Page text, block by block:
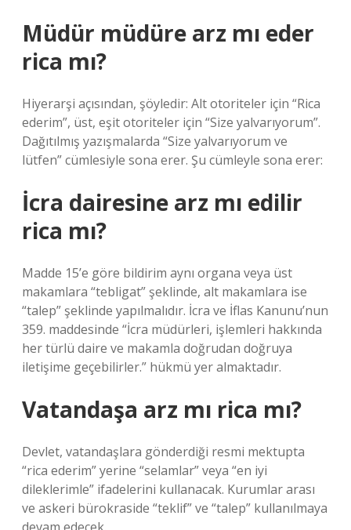
Müdür müdüre arz mı eder
rica mı?
Hiyerarşi açısından, şöyledir: Alt otoriteler için “Rica
ederim”, üst, eşit otoriteler için “Size yalvarıyorum”.
Dağıtılmış yazışmalarda “Size yalvarıyorum ve
lütfen” cümlesiyle sona erer. Şu cümleyle sona erer:
İcra dairesine arz mı edilir
rica mı?
Madde 15’e göre bildirim aynı organa veya üst
makamlara “tebligat” şeklinde, alt makamlara ise
“talep” şeklinde yapılmalıdır. İcra ve İflas Kanunu’nun
359. maddesinde “İcra müdürleri, işlemleri hakkında
her türlü daire ve makamla doğrudan doğruya
iletişime geçebilirler.” hükmü yer almaktadır.
Vatandaşa arz mı rica mı?
Devlet, vatandaşlara gönderdiği resmi mektupta
“rica ederim” yerine “selamlar” veya “en iyi
dileklerimle” ifadelerini kullanacak. Kurumlar arası
ve askeri bürokraside “teklif” ve “talep” kullanılmaya